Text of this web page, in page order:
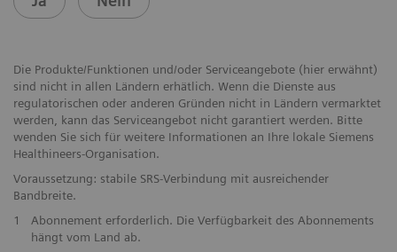
Die Produkte/Funktionen und/oder Serviceangebote (hier erwähnt)
sind nicht in allen Ländern erhätlich. Wenn die Dienste aus
regulatorischen oder anderen Gründen nicht in Ländern vermarktet
werden, kann das Serviceangebot nicht garantiert werden. Bitte
wenden Sie sich für weitere Informationen an Ihre lokale Siemens
Healthineers-Organisation.
Voraussetzung: stabile SRS-Verbindung mit ausreichender
Bandbreite.
1
Abonnement erforderlich. Die Verfügbarkeit des Abonnements
hängt vom Land ab.